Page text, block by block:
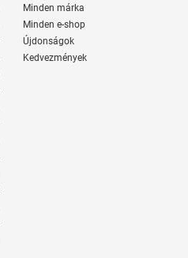
Minden márka
Minden e-shop
Újdonságok
Kedvezmények